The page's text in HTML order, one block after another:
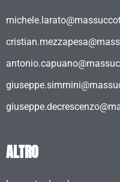
ALTRO